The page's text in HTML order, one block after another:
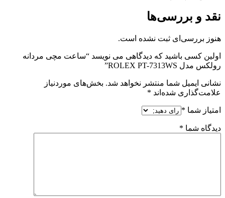
نقد و بررسی‌ها
هنوز بررسی‌ای ثبت نشده است.
اولین کسی باشید که دیدگاهی می نویسد “ساعت مچی مردانه
رولکس مدل ROLEX PT-7313WS”
نشانی ایمیل شما منتشر نخواهد شد. بخش‌های موردنیاز
علامت‌گذاری شده‌اند *
امتیاز شما *
دیدگاه شما *